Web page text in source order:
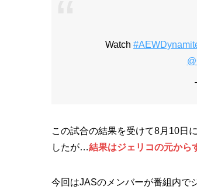
Watch
この試合の結果を受けて8月10日
したが…
結果はジェリコの元から
今回はJASのメンバーが番組内で